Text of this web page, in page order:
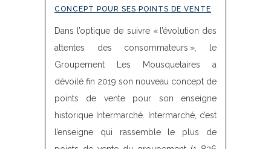
CONCEPT POUR SES POINTS DE VENTE
Dans l’optique de suivre « l’évolution des
attentes des consommateurs », le
Groupement Les Mousquetaires a
dévoilé fin 2019 son nouveau concept de
points de vente pour son enseigne
historique Intermarché. Intermarché, c’est
l’enseigne qui rassemble le plus de